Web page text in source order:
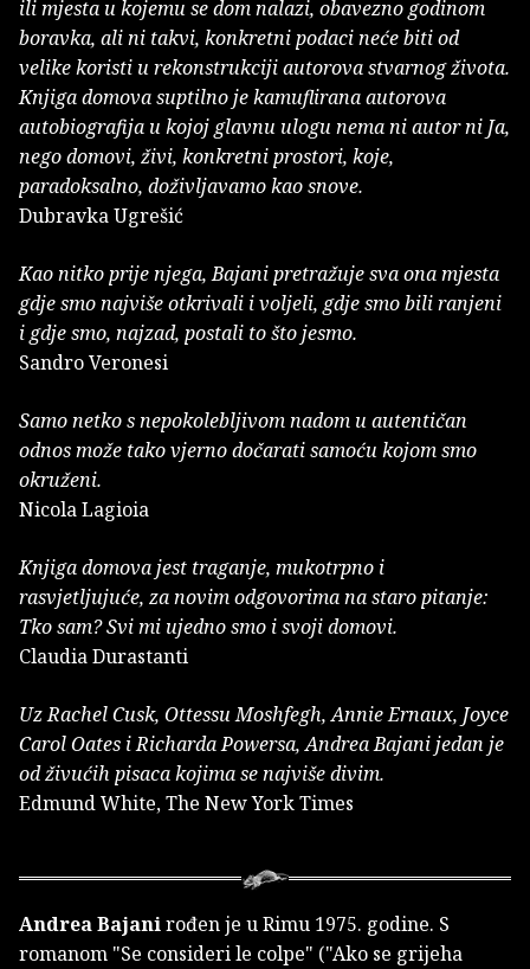
ili mjesta u kojemu se dom nalazi, obavezno godinom
boravka, ali ni takvi, konkretni podaci neće biti od
velike koristi u rekonstrukciji autorova stvarnog života.
Knjiga domova suptilno je kamuflirana autorova
autobiografija u kojoj glavnu ulogu nema ni autor ni Ja,
nego domovi, živi, konkretni prostori, koje,
paradoksalno, doživljavamo kao snove.
Dubravka Ugrešić
Kao nitko prije njega, Bajani pretražuje sva ona mjesta
gdje smo najviše otkrivali i voljeli, gdje smo bili ranjeni
i gdje smo, najzad, postali to što jesmo.
Sandro Veronesi
Samo netko s nepokolebljivom nadom u autentičan
odnos može tako vjerno dočarati samoću kojom smo
okruženi.
Nicola Lagioia
Knjiga domova jest traganje, mukotrpno i
rasvjetljujuće, za novim odgovorima na staro pitanje:
Tko sam? Svi mi ujedno smo i svoji domovi.
Claudia Durastanti
Uz Rachel Cusk, Ottessu Moshfegh, Annie Ernaux, Joyce
Carol Oates i Richarda Powersa, Andrea Bajani jedan je
od živućih pisaca kojima se najviše divim.
Edmund White, The New York Times
Andrea Bajanirođen je u Rimu 1975. godine. S
romanom "Se consideri le colpe" ("Ako se grijeha